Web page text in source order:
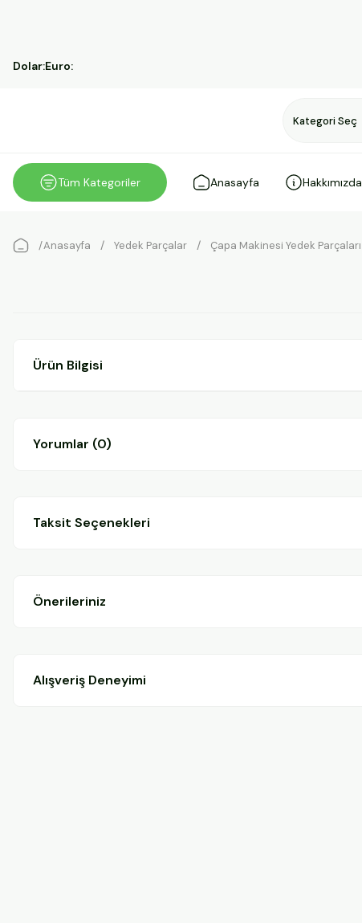
Dolar:Euro:
Tüm Kategoriler Anasayfa Hakkımızda
Anasayfa Yedek Parçalar Çapa Makinesi Yedek Parçaları
Ürün Bilgisi
Yorumlar (0)
Taksit Seçenekleri
Önerileriniz
Alışveriş Deneyimi